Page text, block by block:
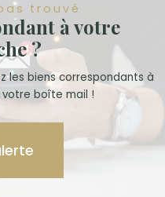
trouvé
à votre
?
les biens correspondants à
boîte mail !